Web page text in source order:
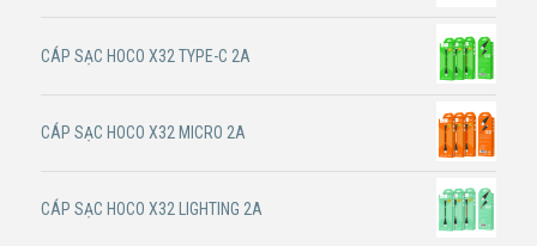
CÁP SẠC HOCO X32 TYPE-C 2A
CÁP SẠC HOCO X32 MICRO 2A
CÁP SẠC HOCO X32 LIGHTING 2A